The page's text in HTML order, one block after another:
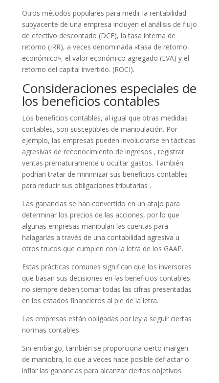
Otros métodos populares para medir la rentabilidad
subyacente de una empresa incluyen el análisis de flujo
de efectivo descontado (DCF), la tasa interna de
retorno (IRR), a veces denominada «tasa de retorno
económico», el valor económico agregado (EVA) y el
retorno del capital invertido. (ROCI).
Consideraciones especiales de
los beneficios contables
Los beneficios contables, al igual que otras medidas
contables, son susceptibles de manipulación. Por
ejemplo, las empresas pueden involucrarse en tácticas
agresivas de reconocimiento de ingresos , registrar
ventas prematuramente u ocultar gastos. También
podrían tratar de minimizar sus beneficios contables
para reducir sus obligaciones tributarias .
Las ganancias se han convertido en un atajo para
determinar los precios de las acciones, por lo que
algunas empresas manipulan las cuentas para
halagarlas a través de una contabilidad agresiva u
otros trucos que cumplen con la letra de los GAAP.
Estas prácticas comunes significan que los inversores
que basan sus decisiones en las beneficios contables
no siempre deben tomar todas las cifras presentadas
en los estados financieros al pie de la letra.
Las empresas están obligadas por ley a seguir ciertas
normas contables.
Sin embargo, también se proporciona cierto margen
de maniobra, lo que a veces hace posible deflactar o
inflar las ganancias para alcanzar ciertos objetivos.